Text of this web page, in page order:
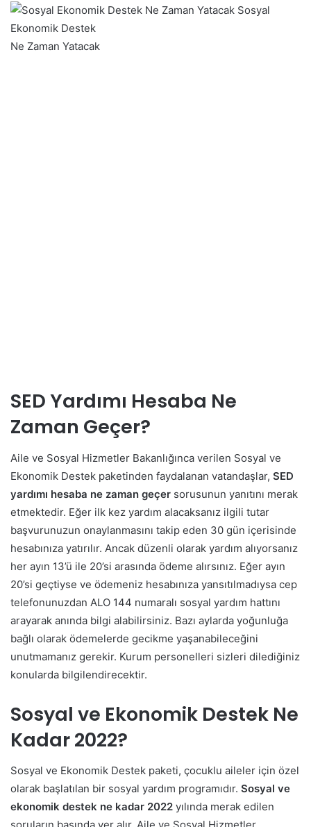
Sosyal
Ekonomik Destek
Ne Zaman Yatacak
SED Yardımı Hesaba Ne
Zaman Geçer?
Aile ve Sosyal Hizmetler Bakanlığınca verilen Sosyal ve
Ekonomik Destek paketinden faydalanan vatandaşlar, SED
yardımı hesaba ne zaman geçer sorusunun yanıtını merak
etmektedir. Eğer ilk kez yardım alacaksanız ilgili tutar
başvurunuzun onaylanmasını takip eden 30 gün içerisinde
hesabınıza yatırılır. Ancak düzenli olarak yardım alıyorsanız
her ayın 13’ü ile 20’si arasında ödeme alırsınız. Eğer ayın
20’si geçtiyse ve ödemeniz hesabınıza yansıtılmadıysa cep
telefonunuzdan ALO 144 numaralı sosyal yardım hattını
arayarak anında bilgi alabilirsiniz. Bazı aylarda yoğunluğa
bağlı olarak ödemelerde gecikme yaşanabileceğini
unutmamanız gerekir. Kurum personelleri sizleri dilediğiniz
konularda bilgilendirecektir.
Sosyal ve Ekonomik Destek Ne
Kadar 2022?
Sosyal ve Ekonomik Destek paketi, çocuklu aileler için özel
olarak başlatılan bir sosyal yardım programıdır. Sosyal ve
ekonomik destek ne kadar 2022 yılında merak edilen